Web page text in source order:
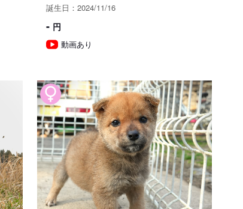
誕生日：2024/11/16
- 円
動画あり